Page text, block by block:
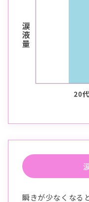
瞬きが少なくなる